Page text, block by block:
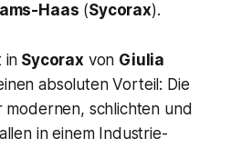
Haas (Sycorax).
in Sycorax von Giulia
absoluten Vorteil: Die
modernen, schlichten und
in einem Industrie-